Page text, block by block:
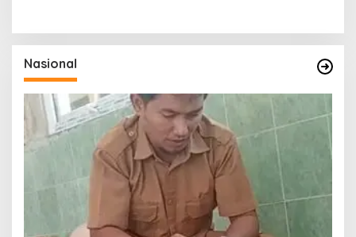
Nasional